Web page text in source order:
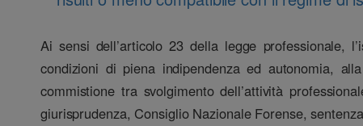
Ai sensi dell’articolo 23 della legge professionale,
condizioni di piena indipendenza ed autonomia,
commistione tra svolgimento dell’attività
giurisprudenza, Consiglio Nazionale Forense,